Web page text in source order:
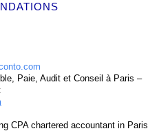
Paie, Audit et Conseil à Paris –
CPA chartered accountant in Paris